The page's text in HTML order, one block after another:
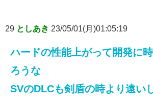
29 としあき 23/05/01(月)01:05:19
ハードの性能上がって開発に
ろうな
SVのDLCも剣盾の時より遠い